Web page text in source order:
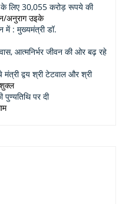
लिए 30,055 करोड़ रूपये की
अनुराग उइके
में : मुख्यमंत्री डॉ.
आत्मनिर्भर जीवन की ओर बढ़ रहे
द्वय श्री टेटवाल और श्री
शुक्ल
पुण्यतिथि पर दी